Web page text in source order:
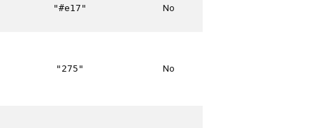
"#e17" No
"275" No